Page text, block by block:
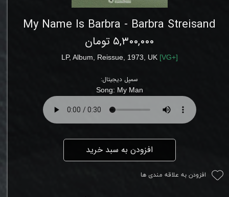
My Name Is Barbra - Barbra Streisand
۵,۳۰۰,۰۰۰ تومان
LP, Album, Reissue , 1973 UK [VG+]
سمپل دیجیتال:
Song: My Man
افزودن به سبد خرید
افزودن به علاقه مندی ها